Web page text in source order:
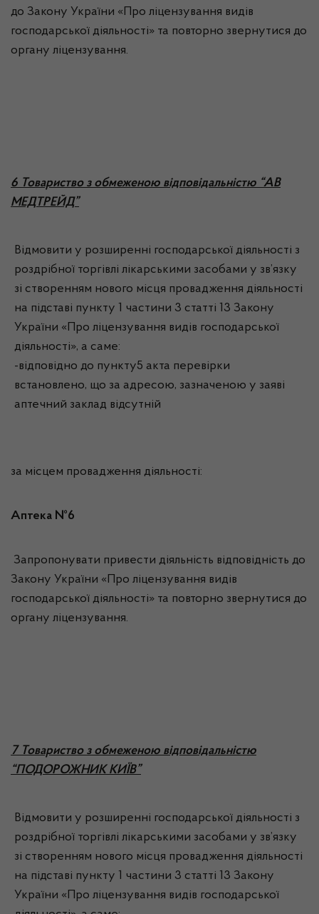
до Закону України «Про ліцензування видів
господарської діяльності» та повторно звернутися до
органу ліцензування.
6 Товариство з обмеженою відповідальністю “АВ
МЕДТРЕЙД”
Відмовити у розширенні господарської діяльності з
роздрібної торгівлі лікарськими засобами у зв’язку
зі створенням нового місця провадження діяльності
на підставі пункту 1 частини 3 статті 13 Закону
України «Про ліцензування видів господарської
діяльності», а саме:
-відповідно до пункту5 акта перевірки
встановлено, що за адресою, зазначеною у заяві
аптечний заклад відсутній
за місцем провадження діяльності:
Аптека №6
Запропонувати привести діяльність відповідність до
Закону України «Про ліцензування видів
господарської діяльності» та повторно звернутися до
органу ліцензування.
7 Товариство з обмеженою відповідальністю
“ПОДОРОЖНИК КИЇВ”
Відмовити у розширенні господарської діяльності з
роздрібної торгівлі лікарськими засобами у зв’язку
зі створенням нового місця провадження діяльності
на підставі пункту 1 частини 3 статті 13 Закону
України «Про ліцензування видів господарської